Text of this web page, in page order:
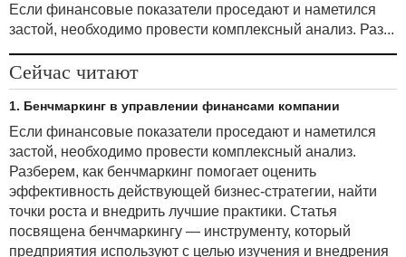
Если финансовые показатели проседают и наметился
застой, необходимо провести комплексный анализ. Раз...
Сейчас читают
1. Бенчмаркинг в управлении финансами компании
Если финансовые показатели проседают и наметился
застой, необходимо провести комплексный анализ.
Разберем, как бенчмаркинг помогает оценить
эффективность действующей бизнес-стратегии, найти
точки роста и внедрить лучшие практики. Статья
посвящена бенчмаркингу — инструменту, который
предприятия используют с целью изучения и внедрения